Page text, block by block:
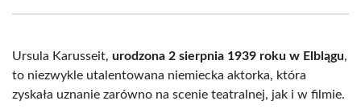
(Twitter)
Ursula Karusseit, urodzona 2 sierpnia 1939 roku w Elblągu,
to niezwykle utalentowana niemiecka aktorka, która
zyskała uznanie zarówno na scenie teatralnej, jak i w filmie.